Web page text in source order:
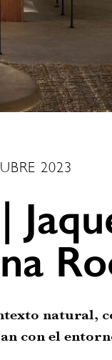
2023
natural,
con el